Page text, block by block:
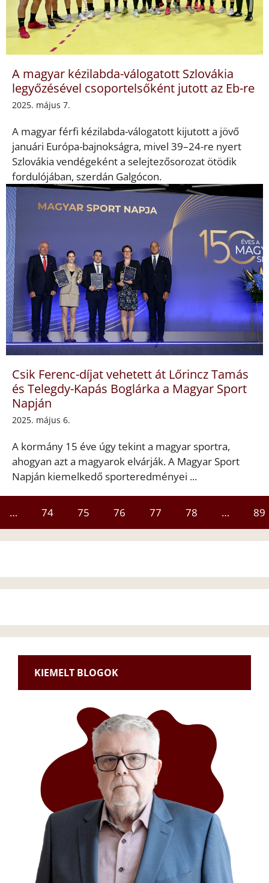
A magyar kézilabda-válogatott Szlovákia
legyőzésével csoportelsőként jutott az Eb-re
2025. május 7.
A magyar férfi kézilabda-válogatott kijutott a jövő
januári Európa-bajnokságra, mivel 39–24-re nyert
Szlovákia vendégeként a selejtezősorozat ötödik
fordulójában, szerdán Galgócon.
Csik Ferenc-díjat vehetett át Lőrincz Tamás
és Telegdy-Kapás Boglárka a Magyar Sport
Napján
2025. május 6.
A kormány 15 éve úgy tekint a magyar sportra,
ahogyan azt a magyarok elvárják. A Magyar Sport
Napján kiemelkedő sporteredményei ...
… 74 75 76 77 78 … 89
KIEMELT BLOGOK